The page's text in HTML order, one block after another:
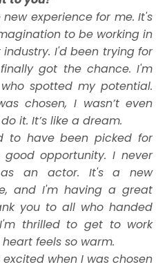
experience for me. It's
to be working in
I'd been trying for
got the chance. I'm
spotted my potential.
chosen, I wasn’t even
it. It’s like a dream.
to have been picked for
opportunity. I never
as an actor. It's a new
and I'm having a great
you to all who handed
thrilled to get to work
feels so warm.
excited when I was chosen